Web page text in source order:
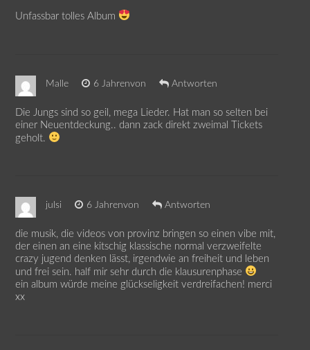
Unfassbar tolles Album
Malle 6 Jahrenvon Antworten
Die Jungs sind so geil, mega Lieder. Hat man so selten bei
einer Neuentdeckung.. dann zack direkt zweimal Tickets
geholt.
julsi 6 Jahrenvon Antworten
die musik, die videos von provinz bringen so einen vibe mit,
der einen an eine kitschig klassische normal verzweifelte
crazy jugend denken lässt, irgendwie an freiheit und leben
und frei sein. half mir sehr durch die klausurenphase
ein album würde meine glückseligkeit verdreifachen! merci
xx